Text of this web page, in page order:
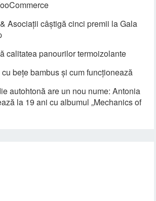
Asociații câștigă cinci premii la Gala
calitatea panourilor termoizolante
bețe bambus și cum funcționează
autohtonă are un nou nume: Antonia
la 19 ani cu albumul „Mechanics of